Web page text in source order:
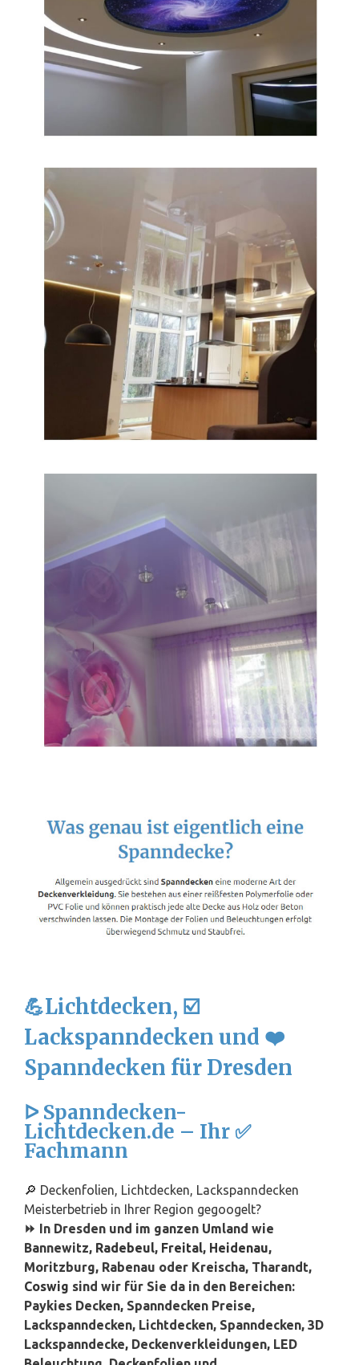
💪Lichtdecken, ☑️
Lackspanndecken und ❤️
Spanndecken für Dresden
ᐅ Spanndecken-
Lichtdecken.de – Ihr ✅
Fachmann
🔎 Deckenfolien, Lichtdecken, Lackspanndecken
Meisterbetrieb in Ihrer Region gegoogelt?
⏩ In Dresden und im ganzen Umland wie
Bannewitz, Radebeul, Freital, Heidenau,
Moritzburg, Rabenau oder Kreischa, Tharandt,
Coswig sind wir für Sie da in den Bereichen:
Paykies Decken, Spanndecken Preise,
Lackspanndecken, Lichtdecken, Spanndecken, 3D
Lackspanndecke, Deckenverkleidungen, LED